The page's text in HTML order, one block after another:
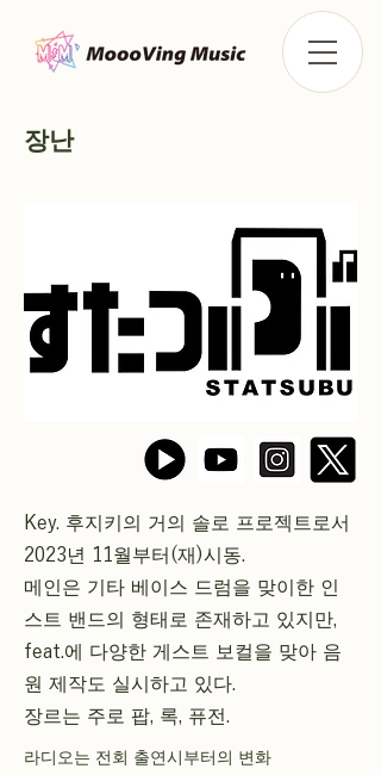
Key. 후지키의 거의 솔로 프로젝트로서
2023년 11월부터(재)시동.
메인은 기타 베이스 드럼을 맞이한 인
스트 밴드의 형태로 존재하고 있지만,
feat.에 다양한 게스트 보컬을 맞아 음
원 제작도 실시하고 있다.
장르는 주로 팝, 록, 퓨전.
라디오는 전회 출연시부터의 변화
장난